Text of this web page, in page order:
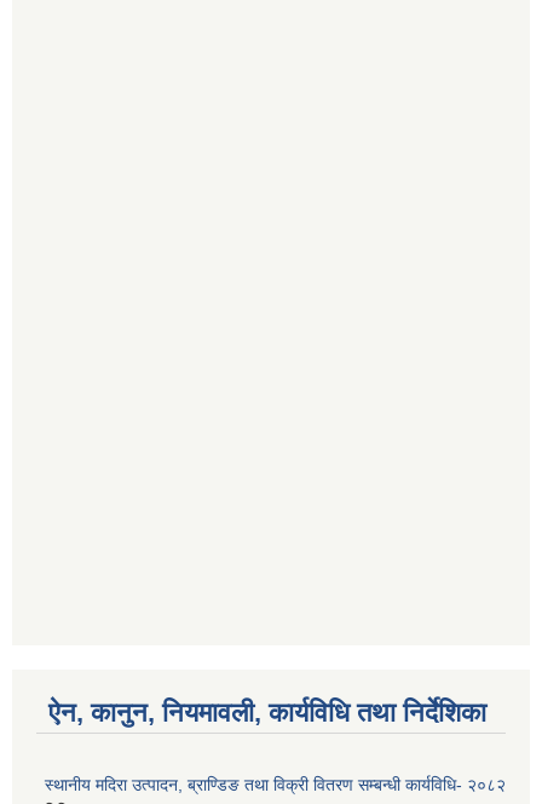
ऐन, कानुन, नियमावली, कार्यविधि तथा निर्देशिका
स्थानीय मदिरा उत्पादन, ब्राण्डिङ तथा विक्री वितरण सम्बन्धी कार्यविधि- २०८२